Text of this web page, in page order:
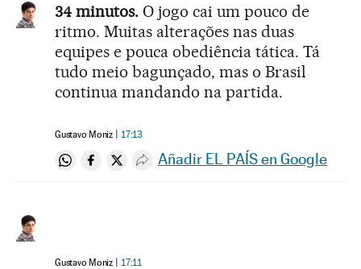
34 minutos. O jogo cai um pouco de
ritmo. Muitas alterações nas duas
equipes e pouca obediência tática. Tá
tudo meio bagunçado, mas o Brasil
continua mandando na partida.
Gustavo Moniz 17:13
Compartir en Whatsapp
Compartir en Facebook
Compartir en Twitter
Desplegar Redes Sociales
Añadir EL PAÍS en Google
Gustavo Moniz 17:11